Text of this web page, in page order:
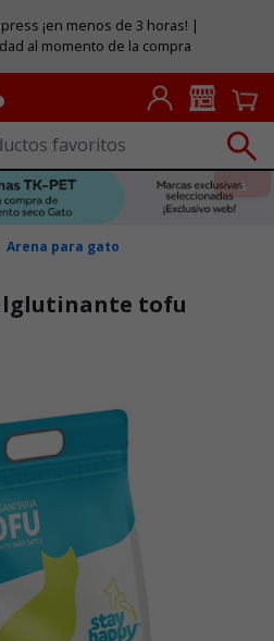
¡en menos de 3 horas! |
al momento de la compra
Arena para gato
tofu